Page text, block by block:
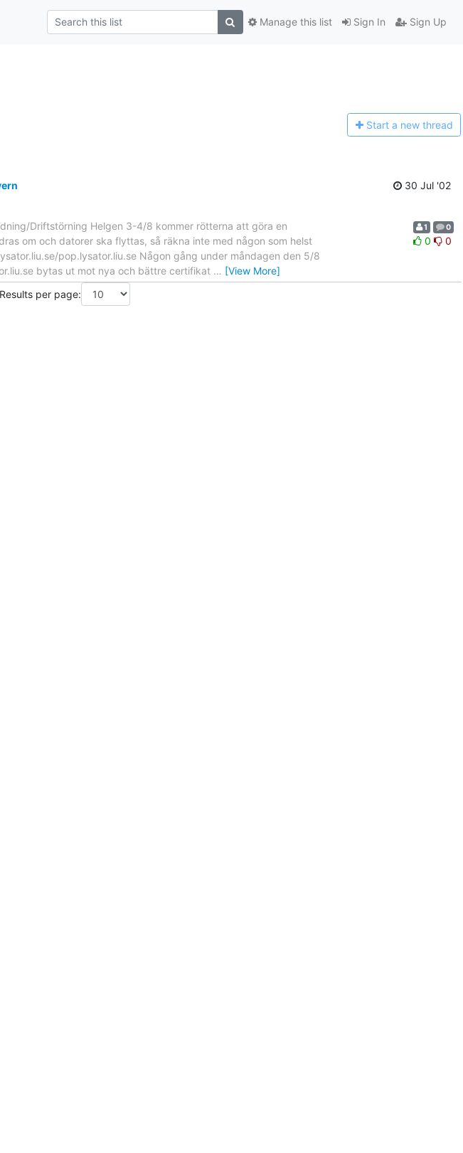
Sign In Sign Up
Manage this list
Start a new thread
30 Jul '02
Driftstörning Helgen 3-4/8 kommer rötterna att göra en
om och datorer ska flyttas, så räkna inte med någon som helst
pop.lysator.liu.se Någon gång under måndagen den 5/8
bytas ut mot nya och bättre certifikat … [View More]
1 0
0 0
Results per page: